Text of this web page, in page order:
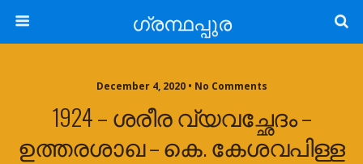
ഗ്രന്ഥപ്പുര
December 4, 2020 • No Comments
1924 – ശരീര വ്യവച്ഛേദം –
ഉത്തരശാഖ – കെ. കേശവപിള്ള